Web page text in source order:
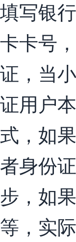
填写银
卡卡号
证，当
证用户
式，如
者身份
步，如
等，实